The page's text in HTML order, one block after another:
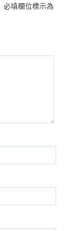
必填欄位標示為